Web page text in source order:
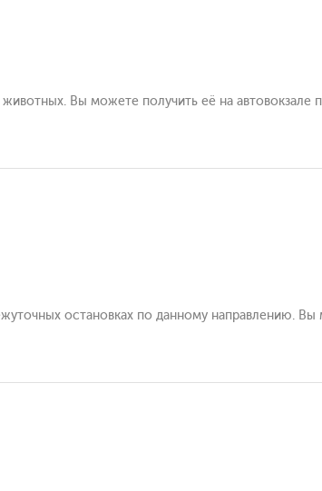
Вы можете получить её на автовокзале
остановках по данному направлению. Вы